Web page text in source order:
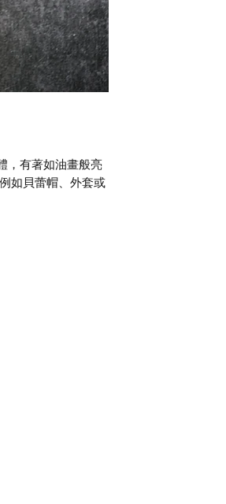
，有著如油畫般亮
如貝蕾帽、外套或